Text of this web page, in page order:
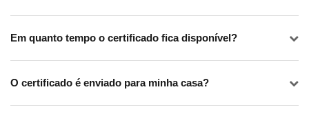
Em quanto tempo o certificado fica disponível?
O certificado é enviado para minha casa?